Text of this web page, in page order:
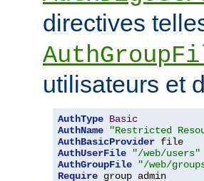
directives
utilisateurs et
AuthType Basic
AuthName
"Restricted
AuthBasicProvider
AuthUserFile
"/web/users"
AuthGroupFile
"/web/
Require group admin